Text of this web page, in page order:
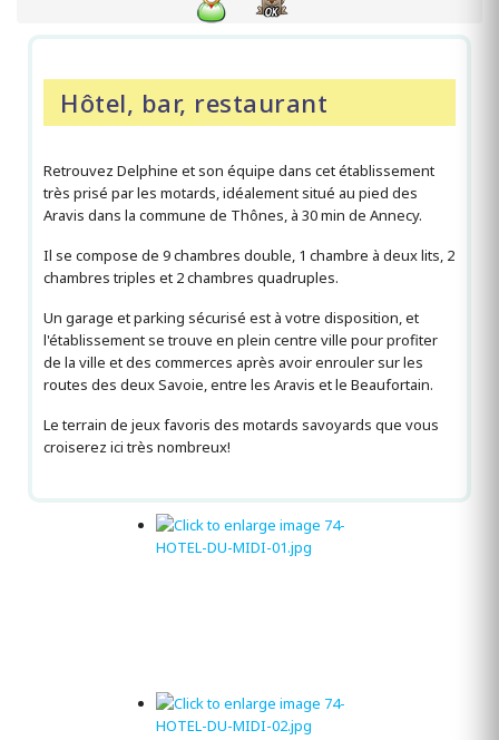
Hôtel, bar, restaurant
Retrouvez Delphine et son équipe dans cet établissement
très prisé par les motards, idéalement situé au pied des
Aravis dans la commune de Thônes, à 30 min de Annecy.
Il se compose de 9 chambres double, 1 chambre à deux lits, 2
chambres triples et 2 chambres quadruples.
Un garage et parking sécurisé est à votre disposition, et
l'établissement se trouve en plein centre ville pour profiter
de la ville et des commerces après avoir enrouler sur les
routes des deux Savoie, entre les Aravis et le Beaufortain.
Le terrain de jeux favoris des motards savoyards que vous
croiserez ici très nombreux!